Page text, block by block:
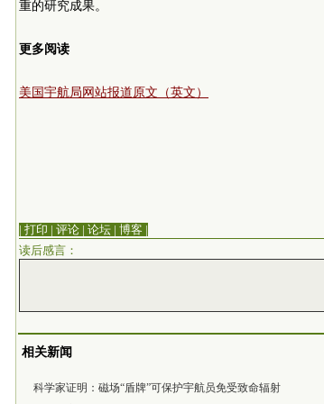
重的研究成果。
更多阅读
美国宇航局网站报道原文（英文）
| 打印 | 评论 | 论坛 | 博客 |
读后感言：
相关新闻
科学家证明：磁场“盾牌”可保护宇航员免受致命辐射